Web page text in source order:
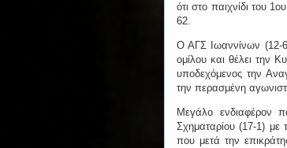
ότι στο παιχνίδι του
62.
Ο ΑΓΣ Ιωαννίνων (12-
ομίλου και θέλει την
υποδεχόμενος την
την περασμένη
Μεγάλο ενδιαφέρον
Σχηματαρίου (17-1) με
που μετά την